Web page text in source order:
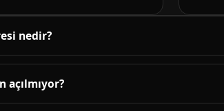
nedir?
bölümündeki bağlantıda yayınlanır.
sayfa yenilenir.
açılmıyor?